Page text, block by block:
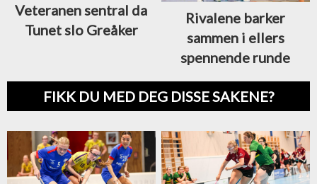
Veteranen sentral da
Tunet slo Greåker
Rivalene barker
sammen i ellers
spennende runde
FIKK DU MED DEG DISSE SAKENE?